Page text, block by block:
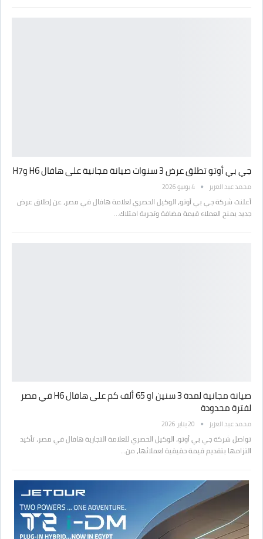
جي بي أوتو تطلق عرض 3 سنوات صيانة مجانية على هافال H6 وH7
محمد عبد العزيز 4 يونيو 2026
أعلنت شركة جي بي أوتو، الوكيل الحصري لعلامة هافال في مصر، عن إطلاق عرض
جديد يمنح العملاء قيمة مضافة وتجربة امتلاك…
صيانة مجانية لمدة 3 سنين او 65 ألف كم على هافال H6 في مصر
لفترة محدودة
محمد عبد العزيز 20 يناير 2026
تواصل شركة جي بي أوتو، الوكيل الحصري للعلامة التجارية هافال في مصر، تأكيد
التزامها بتقديم قيمة حقيقية لعملائها، من…